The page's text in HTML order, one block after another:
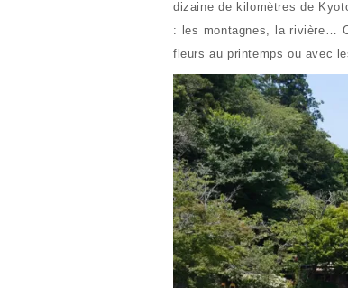
dizaine de kilomètres de
: les montagnes, la rivière…
fleurs au printemps ou avec